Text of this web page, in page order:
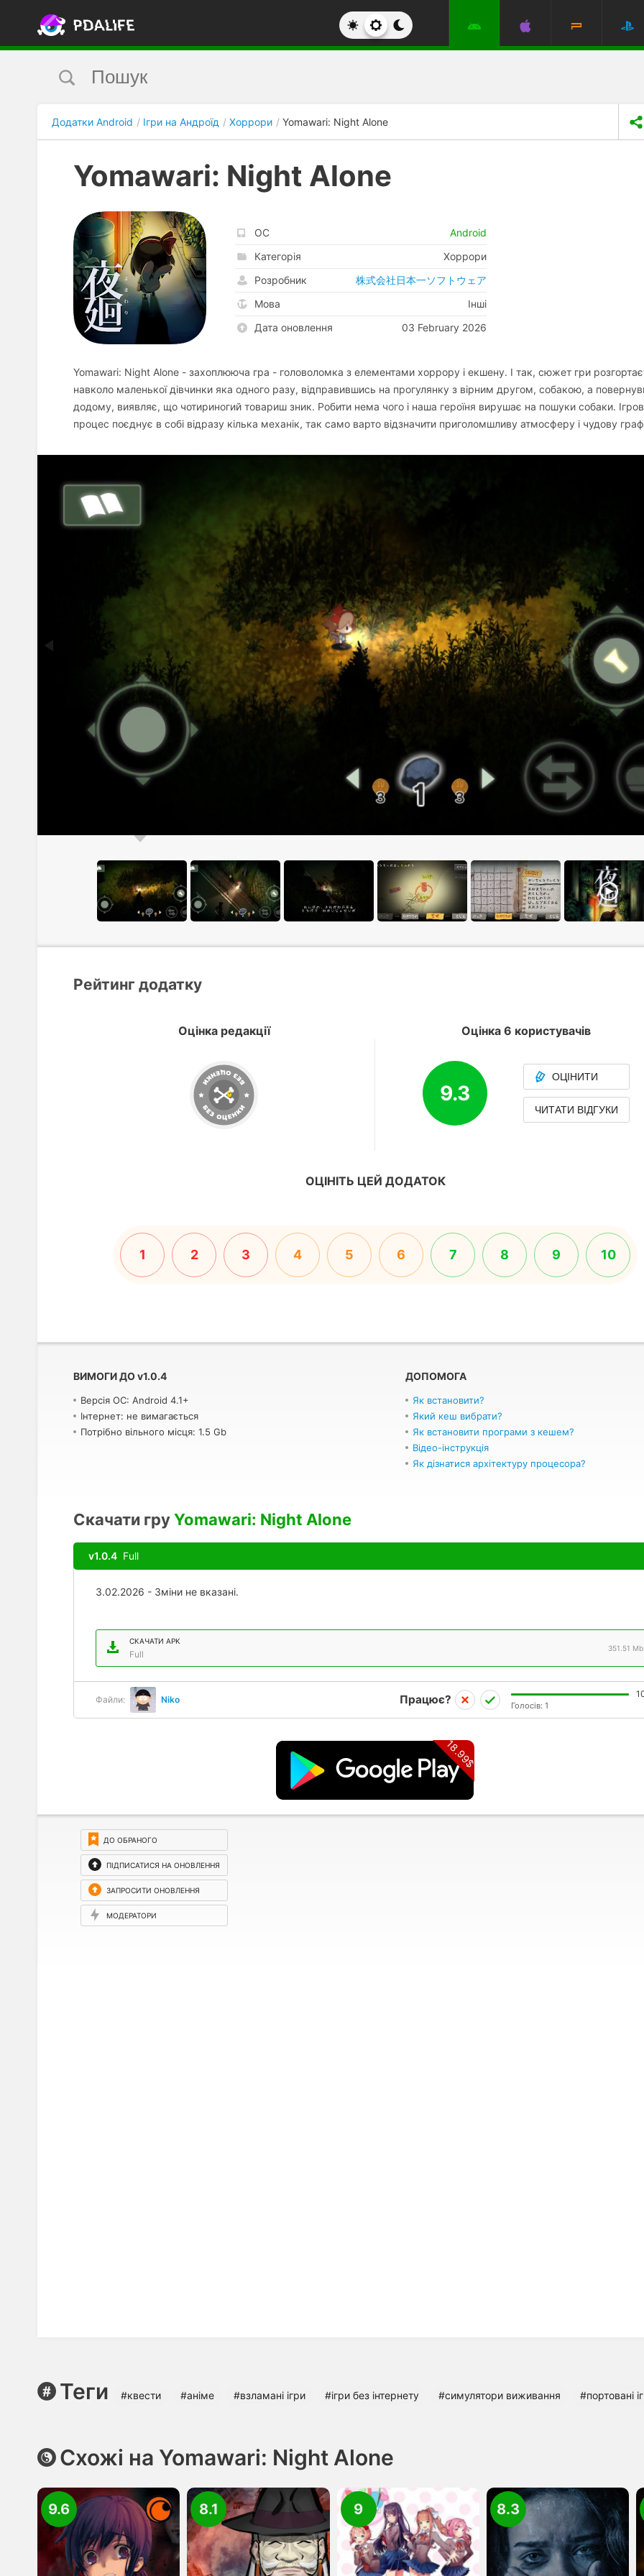
Додатки Android Ігри на Андроїд Хоррори Yomawari: Night Alone
Yomawari: Night Alone
ОС
Android
Категорія
Хоррори
Розробник
株式会社日本一ソフトウェア
Мова
Інші
Дата оновлення
03 February 2026
Yomawari: Night Alone - захоплююча гра - головоломка з елементами хоррору і екшену. І так, сюжет гри
навколо маленької дівчинки яка одного разу, відправившись на прогулянку з вірним другом, собакою, а
додому, виявляє, що чотириногий товариш зник. Робити нема чого і наша героїня вирушає на пошуки собаки.
процес поєднує в собі відразу кілька механік, так само варто відзначити приголомшливу атмосферу і чудову
Рейтинг додатку
Оцінка редакції Оцінка 6 користувачів
9.3
ОЦІНИТИ
ЧИТАТИ ВІДГУКИ
ОЦІНІТЬ ЦЕЙ ДОДАТОК
1 2 3 4 5 6 7 8 9 10
ВИМОГИ ДОv1.0.4
Версія ОС: Android 4.1+
Інтернет: не вимагається
Потрібно вільного місця: 1.5 Gb
ДОПОМОГА
Як встановити?
Який кеш вибрати?
Як встановити програми з кешем?
Відео-інструкція
Як дізнатися архітектуру процесора?
Скачати груYomawari: Night Alone
v1.0.4 Full
3.02.2026 - Зміни не вказані.
СКАЧАТИ APK
Full
351.51 Mb
Файли: Niko Працює? Голосів: 1
18.99$
ДО ОБРАНОГО
ПІДПИСАТИСЯ НА ОНОВЛЕННЯ
ЗАПРОСИТИ ОНОВЛЕННЯ
МОДЕРАТОРИ
Теги #квести #аніме #взламані ігри #ігри без інтернету #симулятори виживання #портовані
Схожі на Yomawari: Night Alone
9.6 8.1 9 8.3